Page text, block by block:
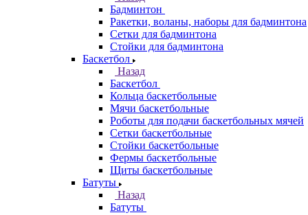
Бадминтон
Ракетки, воланы, наборы для бадминтона
Сетки для бадминтона
Стойки для бадминтона
Баскетбол
Назад
Баскетбол
Кольца баскетбольные
Мячи баскетбольные
Роботы для подачи баскетбольных мячей
Сетки баскетбольные
Стойки баскетбольные
Фермы баскетбольные
Щиты баскетбольные
Батуты
Назад
Батуты